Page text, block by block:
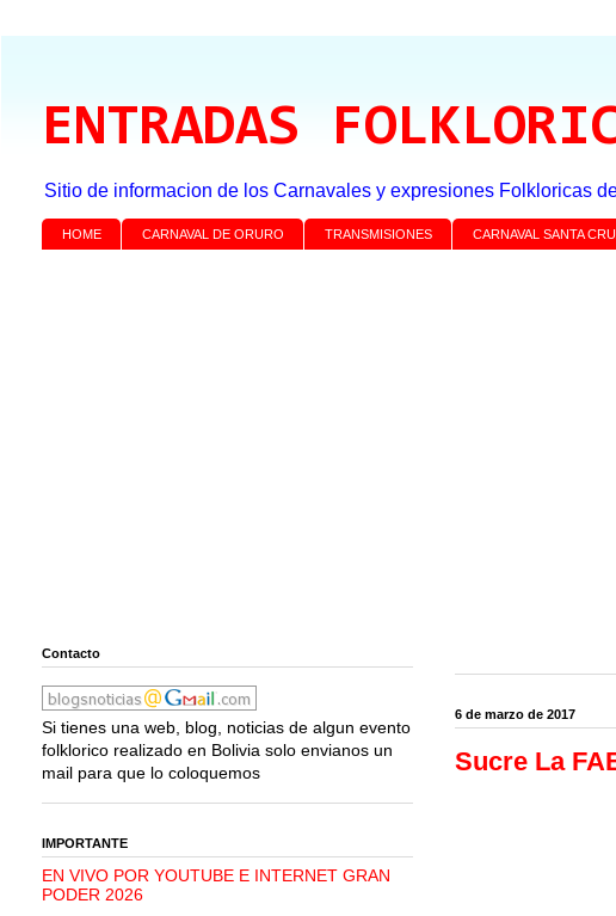
ENTRADAS
Sitio de informacion de los Carnavales y expresiones Folkloricas
HOME CARNAVAL DE ORURO TRANSMISIONES CARNAVAL SANTA
6 de marzo de 2017
Sucre La
Contacto
Si tienes una web, blog, noticias de algun evento
folklorico realizado en Bolivia solo envianos un
mail para que lo coloquemos
IMPORTANTE
EN VIVO POR YOUTUBE E INTERNET GRAN
PODER 2026